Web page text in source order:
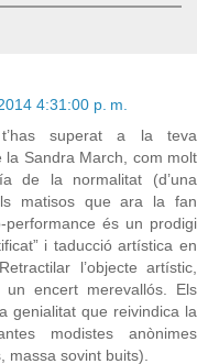
4:31:00 p. m.
superat a la teva
la Sandra March, com molt
de la normalitat (d’una
matisos que ara la fan
és un prodigi
i taducció artística en
l’objecte artístic,
un encert merevallós. Els
genialitat que reivindica la
modistes anònimes
massa sovint buits).